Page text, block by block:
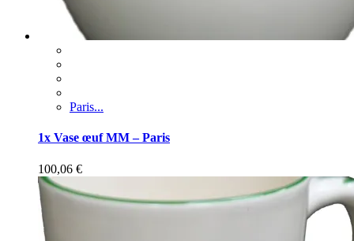
Paris...
1x Vase œuf MM – Paris
100,06 €